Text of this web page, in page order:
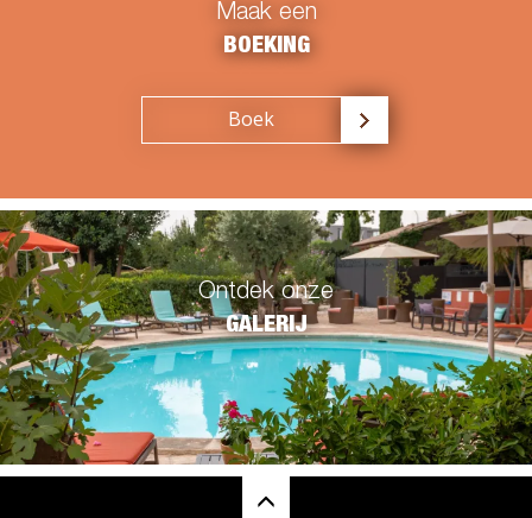
Maak een
BOEKING
Boek
Ontdek onze
GALERIJ